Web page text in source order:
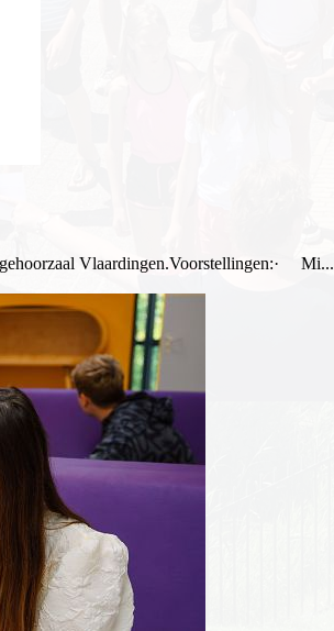
Vlaardingen.Voorstellingen:· Mi...